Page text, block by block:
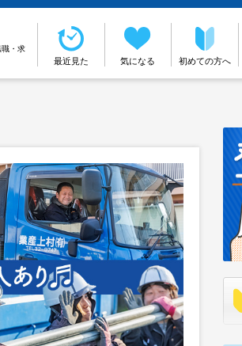
職・求
最近見た 気になる 初めての方へ